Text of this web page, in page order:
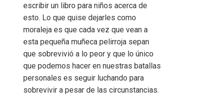
escribir un libro para niños acerca de
esto. Lo que quise dejarles como
moraleja es que cada vez que vean a
esta pequeña muñeca pelirroja sepan
que sobrevivió a lo peor y que lo único
que podemos hacer en nuestras batallas
personales es seguir luchando para
sobrevivir a pesar de las circunstancias.